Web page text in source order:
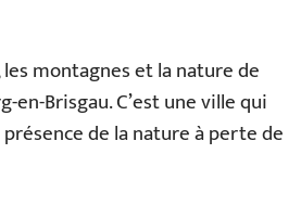
montagnes et la nature de
Brisgau. C’est une ville qui
de la nature à perte de